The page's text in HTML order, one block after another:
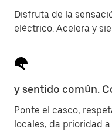
Disfruta de la
eléctrico. Acelera y
y sentido común.
Ponte el casco,
locales, da prioridad